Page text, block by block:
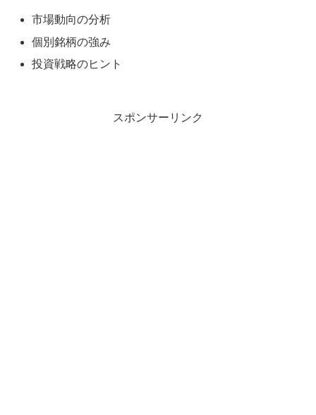
市場動向の分析
個別銘柄の強み
投資戦略のヒント
スポンサーリンク